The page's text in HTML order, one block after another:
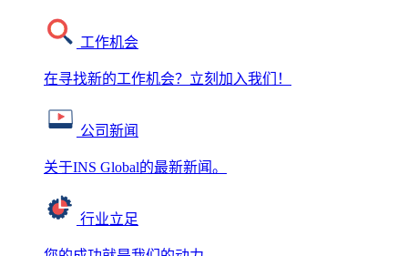
工作机会
在寻找新的工作机会？立刻加入我们！
公司新闻
关于INS Global的最新新闻。
行业立足